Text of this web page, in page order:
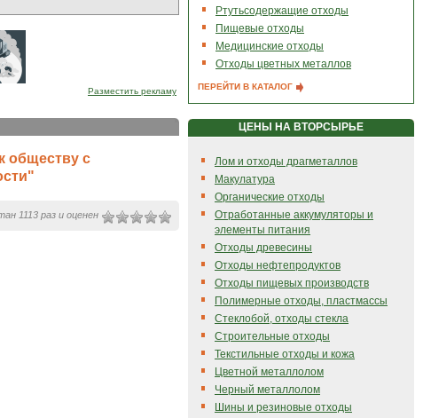
Разместить рекламу
обществу с
1113 раз и оценен
Ртутьсодержащие отходы
Пищевые отходы
Медицинские отходы
Отходы цветных металлов
ПЕРЕЙТИ В КАТАЛОГ
ЦЕНЫ НА ВТОРСЫРЬЕ
Лом и отходы драгметаллов
Макулатура
Органические отходы
Отработанные аккумуляторы и
элементы питания
Отходы древесины
Отходы нефтепродуктов
Отходы пищевых производств
Полимерные отходы, пластмассы
Стеклобой, отходы стекла
Строительные отходы
Текстильные отходы и кожа
Цветной металлолом
Черный металлолом
Шины и резиновые отходы